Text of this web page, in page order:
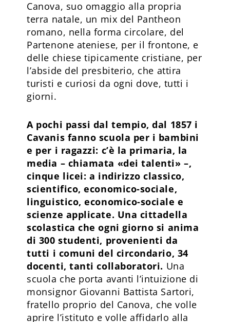
Canova, suo omaggio alla propria
terra natale, un mix del Pantheon
romano, nella forma circolare, del
Partenone ateniese, per il frontone, e
delle chiese tipicamente cristiane, per
l’abside del presbiterio, che attira
turisti e curiosi da ogni dove, tutti i
giorni.
A pochi passi dal tempio, dal 1857 i
Cavanis fanno scuola per i bambini
e per i ragazzi: c’è la primaria, la
media – chiamata «dei talenti» –,
cinque licei: a indirizzo classico,
scientifico, economico-sociale,
linguistico, economico-sociale e
scienze applicate. Una cittadella
scolastica che ogni giorno si anima
di 300 studenti, provenienti da
tutti i comuni del circondario, 34
docenti, tanti collaboratori. Una
scuola che porta avanti l’intuizione di
monsignor Giovanni Battista Sartori,
fratello proprio del Canova, che volle
aprire l’istituto e volle affidarlo alla